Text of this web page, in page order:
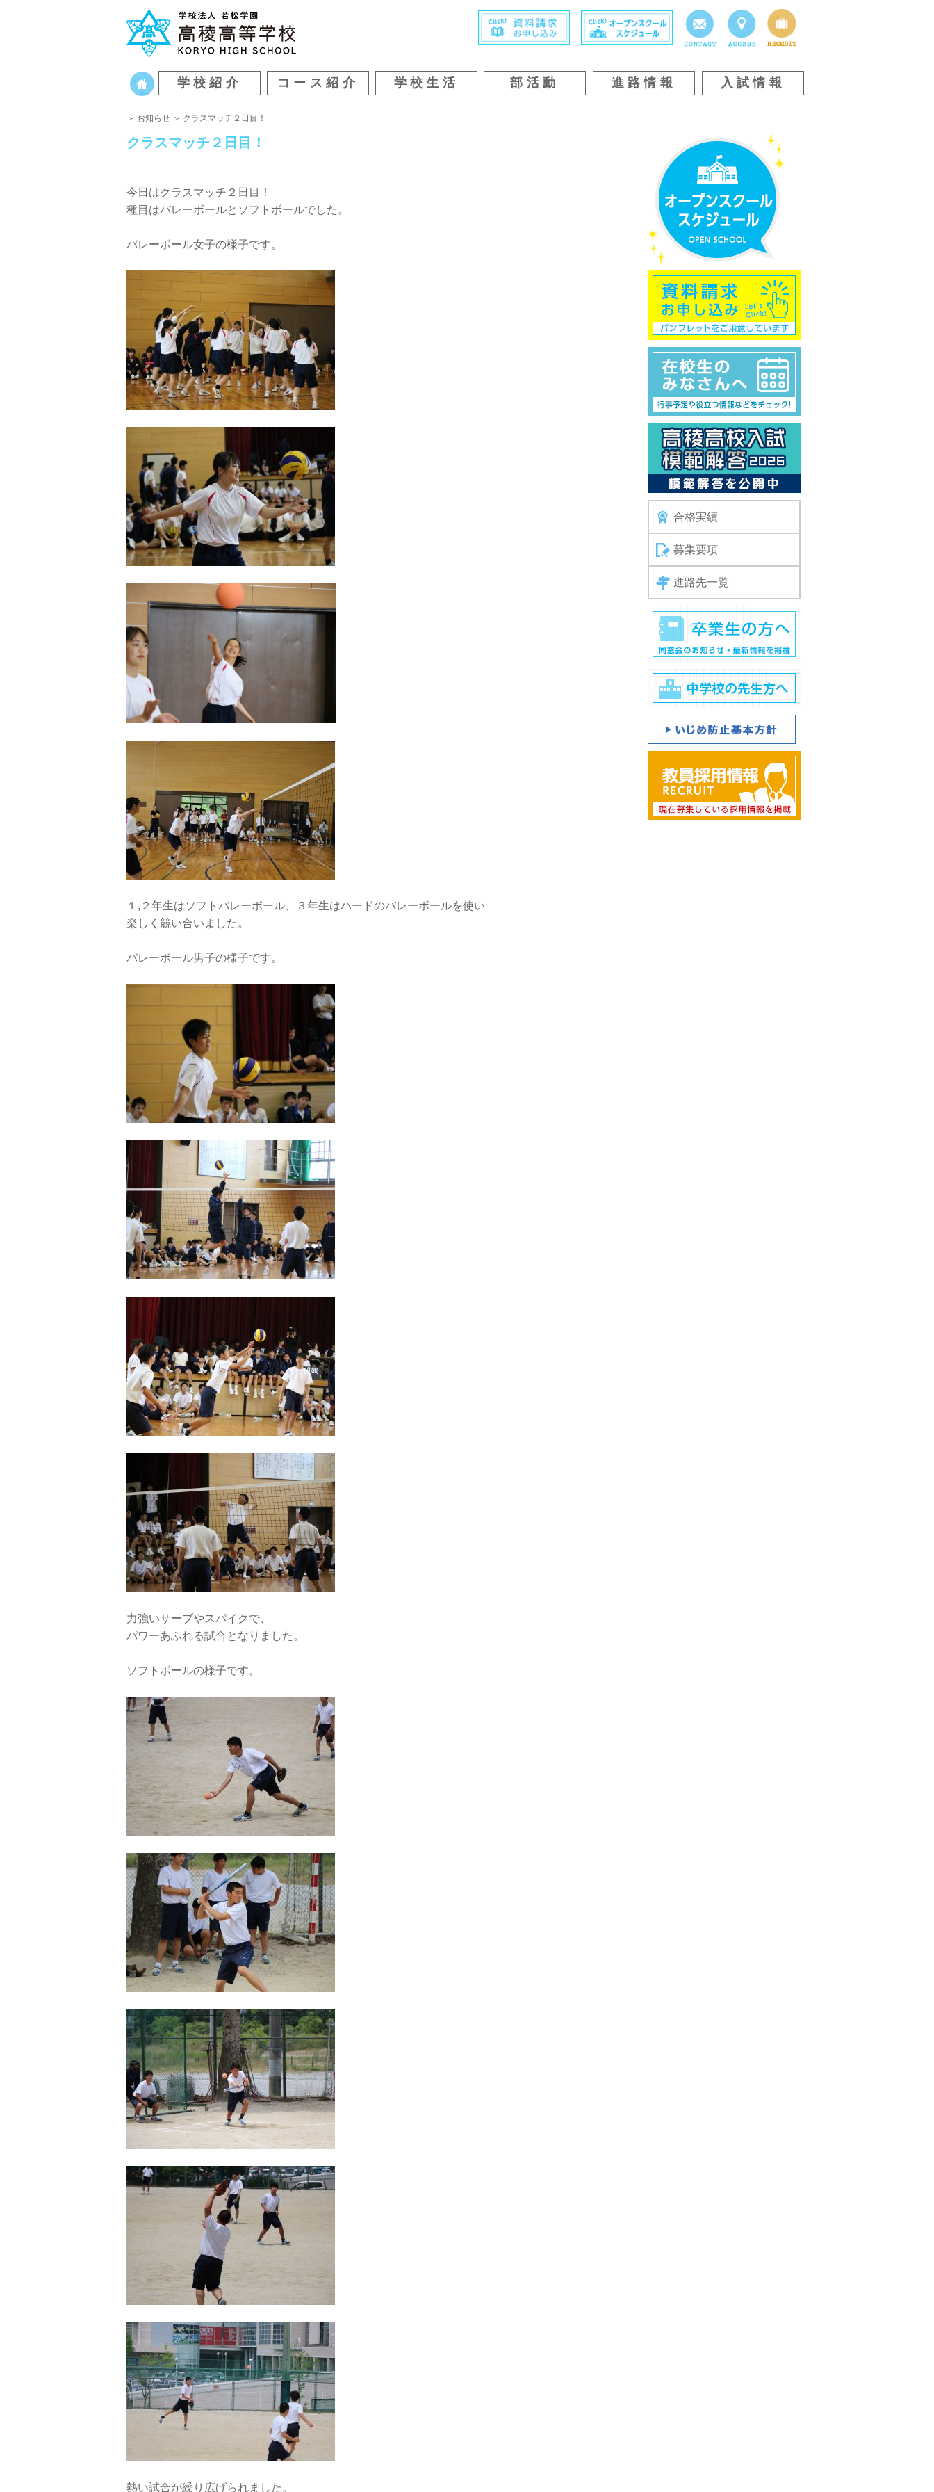
学校紹介 コース紹介 学校生活 部活動 進路情報 入試情報
＞ お知らせ ＞ クラスマッチ２日目！
クラスマッチ２日目！
今日はクラスマッチ２日目！
種目はバレーボールとソフトボールでした。
バレーボール女子の様子です。
１,２年生はソフトバレーボール、３年生はハードのバレーボールを使い
楽しく競い合いました。
バレーボール男子の様子です。
力強いサーブやスパイクで、
パワーあふれる試合となりました。
ソフトボールの様子です。
熱い試合が繰り広げられました。
合格実績
募集要項
進路先一覧